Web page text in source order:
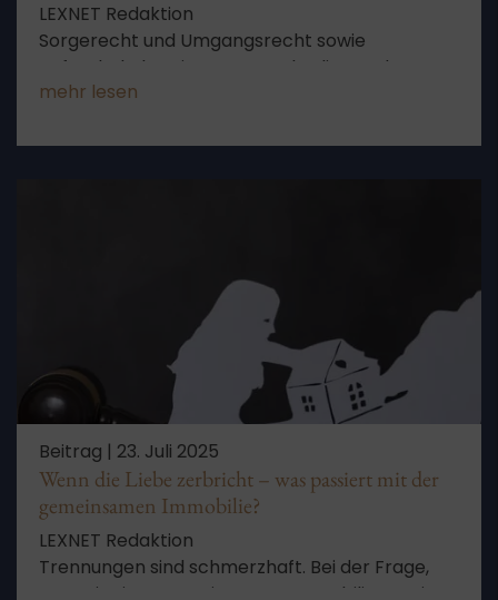
LEXNET Redaktion
Sorgerecht und Umgangsrecht sowie
Aufenthaltsbestimmungsrecht dienen dem
Wohl Ihres Kindes. Aber welche Unterschiede
mehr lesen
Beitrag | 23. Juli 2025
Wenn die Liebe zerbricht – was passiert mit der
gemeinsamen Immobilie?
LEXNET Redaktion
Trennungen sind schmerzhaft. Bei der Frage,
was mit einer gemeinsamen Immobilie passiert,